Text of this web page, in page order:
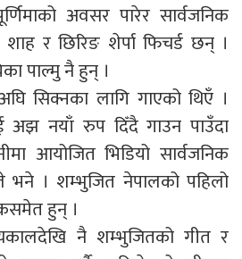
अवसर पारेर सार्वजनिक
र छिरिङ शेर्पा फिचर्ड छन् ।
पाल्मु नै हुन् ।
सिक्नका लागि गाएको थिएँ ।
नयाँ रुप दिँदै गाउन पाउँदा
आयोजित भिडियो सार्वजनिक
भने । शम्भुजित नेपालको पहिलो
हुन् ।
नै शम्भुजितको गीत र